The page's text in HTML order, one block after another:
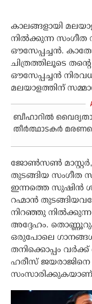
കാലങ്ങളായി
നിൽക്കുന്ന
ഔസേപ്പച്ചൻ.
ചിത്രത്തിലൂടെ
ഔസേപ്പച്ചൻ
മലയാളത്തിന്
ബീഹാറിൽ
തീർത്ഥാടകർ
ജോൺസൺ മാസ്റ്റർ,
തുടങ്ങിയ സംഗീത
ഇന്നത്തെ സുഷിൻ
റഹ്മാൻ
നിറഞ്ഞു
അദ്ദേഹം.
ഒരുപോലെ
തനിക്കൊപ്പം
ഹരീസ് ജയരാജിനെ